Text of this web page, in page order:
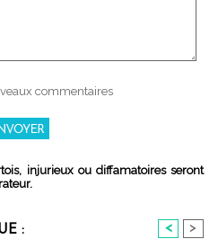
commentaires
injurieux ou diffamatoires seront
: < >